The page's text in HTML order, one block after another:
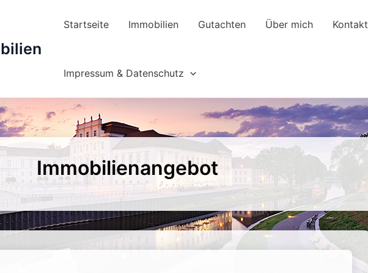
Startseite Immobilien Gutachten Über mich Kontakt
Impressum & Datenschutz
Immobilien­angebot